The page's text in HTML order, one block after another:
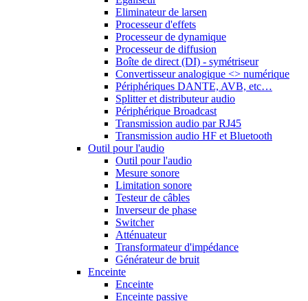
Eliminateur de larsen
Processeur d'effets
Processeur de dynamique
Processeur de diffusion
Boîte de direct (DI) - symétriseur
Convertisseur analogique <> numérique
Périphériques DANTE, AVB, etc…
Splitter et distributeur audio
Périphérique Broadcast
Transmission audio par RJ45
Transmission audio HF et Bluetooth
Outil pour l'audio
Outil pour l'audio
Mesure sonore
Limitation sonore
Testeur de câbles
Inverseur de phase
Switcher
Atténuateur
Transformateur d'impédance
Générateur de bruit
Enceinte
Enceinte
Enceinte passive